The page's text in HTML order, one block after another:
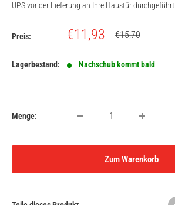
UPS vor der Lieferung an Ihre Haustür durchgeführt.
Preis: Sonderpreis
€11,93 Normalpreis
€15,70
Lagerbestand: Nachschub kommt bald
Menge:
Zum Warenkorb